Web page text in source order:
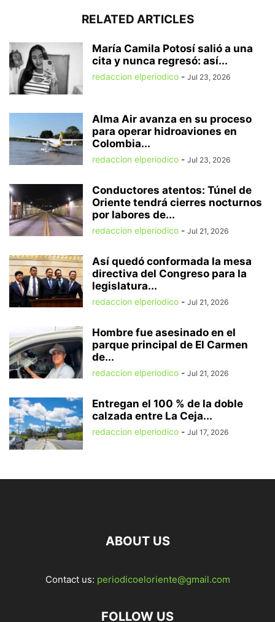
RELATED ARTICLES
María Camila Potosí salió a una
cita y nunca regresó: así...
redaccion elperiodico - Jul 23, 2026
Alma Air avanza en su proceso
para operar hidroaviones en
Colombia...
redaccion elperiodico - Jul 23, 2026
Conductores atentos: Túnel de
Oriente tendrá cierres nocturnos
por labores de...
redaccion elperiodico - Jul 21, 2026
Así quedó conformada la mesa
directiva del Congreso para la
legislatura...
redaccion elperiodico - Jul 21, 2026
Hombre fue asesinado en el
parque principal de El Carmen
de...
redaccion elperiodico - Jul 21, 2026
Entregan el 100 % de la doble
calzada entre La Ceja...
redaccion elperiodico - Jul 17, 2026
ABOUT US
Contact us: periodicoeloriente@gmail.com
FOLLOW US